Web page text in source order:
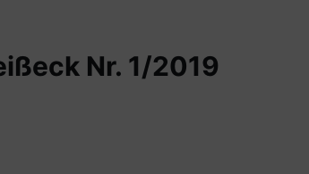
Nr. 1/2019